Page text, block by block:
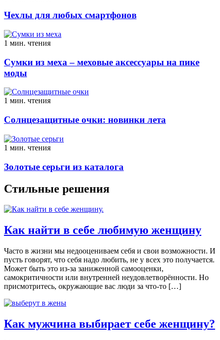
Чехлы для любых смартфонов
1 мин. чтения
Сумки из меха – меховые аксессуары на пике
моды
1 мин. чтения
Солнцезащитные очки: новинки лета
1 мин. чтения
Золотые серьги из каталога
Стильные решения
Как найти в себе любимую женщину
Часто в жизни мы недооцениваем себя и свои возможности. И
пусть говорят, что себя надо любить, не у всех это получается.
Может быть это из-за заниженной самооценки,
самокритичности или внутренней неудовлетворённости. Но
присмотритесь, окружающие вас люди за что-то […]
Как мужчина выбирает себе женщину?